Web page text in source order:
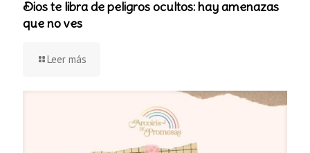
Dios te libra de peligros ocultos: hay amenazas
que no ves
Leer más